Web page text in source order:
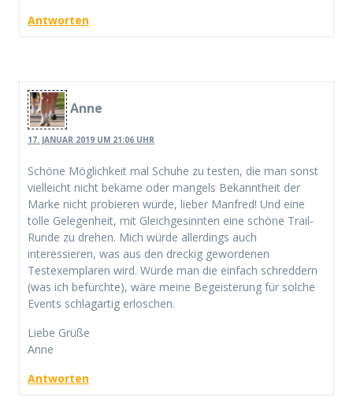
Antworten
Anne
17. JANUAR 2019 UM 21:06 UHR
Schöne Möglichkeit mal Schuhe zu testen, die man sonst
vielleicht nicht bekäme oder mangels Bekanntheit der
Marke nicht probieren würde, lieber Manfred! Und eine
tolle Gelegenheit, mit Gleichgesinnten eine schöne Trail-
Runde zu drehen. Mich würde allerdings auch
interessieren, was aus den dreckig gewordenen
Testexemplaren wird. Würde man die einfach schreddern
(was ich befürchte), wäre meine Begeisterung für solche
Events schlagartig erloschen.
Liebe Grüße
Anne
Antworten